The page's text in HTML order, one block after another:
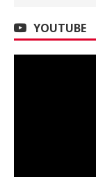
YOUTUBE